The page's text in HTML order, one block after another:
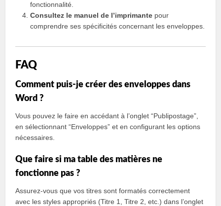
fonctionnalité.
Consultez le manuel de l’imprimante pour
comprendre ses spécificités concernant les enveloppes.
FAQ
Comment puis-je créer des enveloppes dans
Word ?
Vous pouvez le faire en accédant à l’onglet “Publipostage”,
en sélectionnant “Enveloppes” et en configurant les options
nécessaires.
Que faire si ma table des matières ne
fonctionne pas ?
Assurez-vous que vos titres sont formatés correctement
avec les styles appropriés (Titre 1, Titre 2, etc.) dans l’onglet